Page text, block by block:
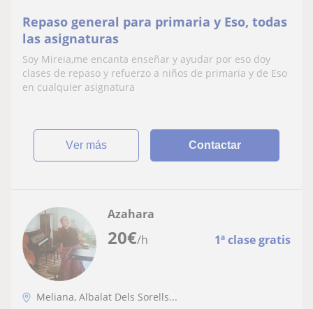
Repaso general para primaria y Eso, todas
las asignaturas
Soy Mireia,me encanta enseñar y ayudar por eso doy
clases de repaso y refuerzo a niños de primaria y de Eso
en cualquier asignatura
ver más Contactar
20€/h 1ª clase gratis
Azahara
Meliana, Albalat Dels Sorells...